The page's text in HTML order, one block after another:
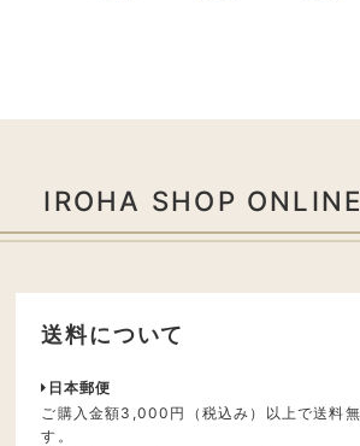
IROHA SHOP
送料について
日本郵便
ご購入金額3,000円（税込み）以上で送料
す。